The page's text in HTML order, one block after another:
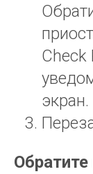
Check
экран.